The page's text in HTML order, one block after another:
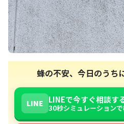
蜂の不安、今日のうち
LINE LINEで今すぐ相談す
30秒シミュレーション